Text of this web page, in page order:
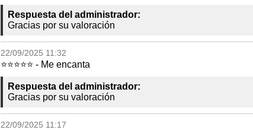
Respuesta del administrador:
Gracias por su valoración
22/09/2025 11:32
⭐⭐⭐⭐⭐ - Me encanta
Respuesta del administrador:
Gracias por su valoración
22/09/2025 11:17